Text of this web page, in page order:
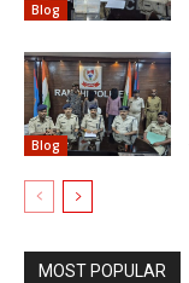
Blog
Blog
MOST POPULAR